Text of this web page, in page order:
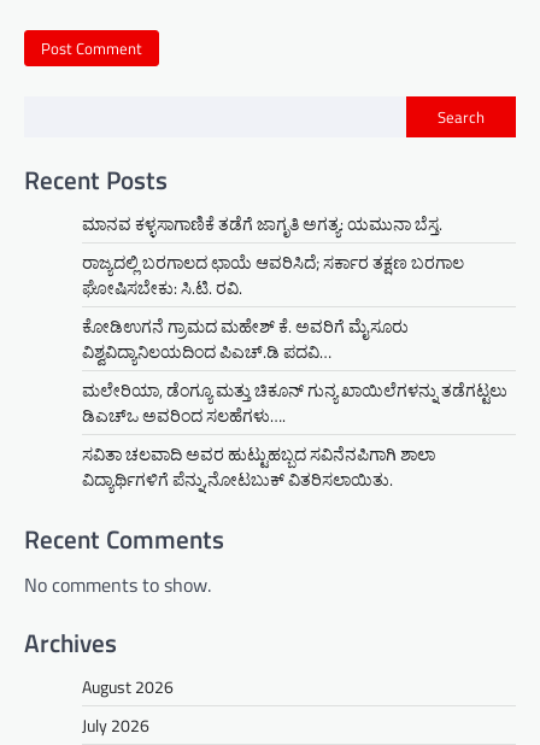
Search
Recent Posts
ಮಾನವ ಕಳ್ಳಸಾಗಾಣಿಕೆ ತಡೆಗೆ ಜಾಗೃತಿ ಅಗತ್ಯ: ಯಮುನಾ ಬೆಸ್ತ.
ರಾಜ್ಯದಲ್ಲಿ ಬರಗಾಲದ ಛಾಯೆ ಆವರಿಸಿದೆ; ಸರ್ಕಾರ ತಕ್ಷಣ ಬರಗಾಲ
ಘೋಷಿಸಬೇಕು: ಸಿ.ಟಿ. ರವಿ.
ಕೋಡಿಉಗನೆ ಗ್ರಾಮದ ಮಹೇಶ್ ಕೆ. ಅವರಿಗೆ ಮೈಸೂರು
ವಿಶ್ವವಿದ್ಯಾನಿಲಯದಿಂದ ಪಿಎಚ್.ಡಿ ಪದವಿ…
ಮಲೇರಿಯಾ, ಡೆಂಗ್ಯೂ ಮತ್ತು ಚಿಕೂನ್ ಗುನ್ಯ ಖಾಯಿಲೆಗಳನ್ನು ತಡೆಗಟ್ಟಲು
ಡಿಎಚ್‌ಒ ಅವರಿಂದ ಸಲಹೆಗಳು….
ಸವಿತಾ ಚಲವಾದಿ ಅವರ ಹುಟ್ಟುಹಬ್ಬದ ಸವಿನೆನಪಿಗಾಗಿ ಶಾಲಾ
ವಿದ್ಯಾರ್ಥಿಗಳಿಗೆ ಪೆನ್ನು,ನೋಟಬುಕ್ ವಿತರಿಸಲಾಯಿತು.
Recent Comments
No comments to show.
Archives
August 2026
July 2026